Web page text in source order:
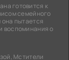
готовится к
семейного
пытается
воспоминания о
Мстители